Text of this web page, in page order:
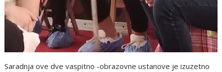
Saradnja ove dve vaspitno -obrazovne ustanove je izuzetno